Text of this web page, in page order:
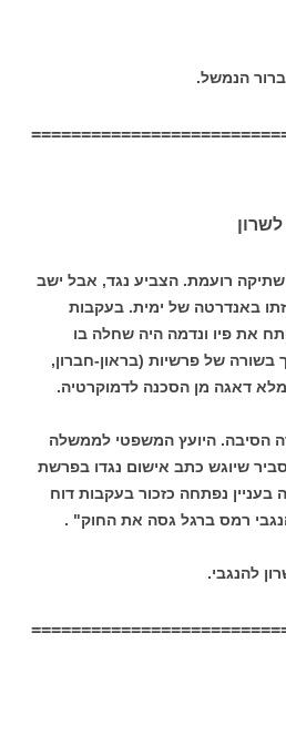
הנמשל.
רועמת. הצביע נגד, אבל ישב
באנדרטה של ימית. בעקבות
את פיו ונדמה היה שחלה בו
של פרשיות (בראון-חברון,
דאגה מן הסכנה לדמוקרטיה.
הסיבה. היועץ המשפטי לממשלה
סביר שיוגש כתב אישום נגדו בפרשת
בעניין נפתחה כזכור בעקבות דוח
רמס ברגל גסה את החוק" .
להנגבי.